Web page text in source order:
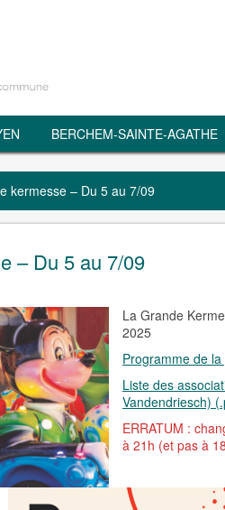
BERCHEM-SAINTE-AGATHE
kermesse – Du 5 au 7/09
– Du 5 au 7/09
La Grande
2025
Programme de
Liste des
Vandendriesch)
ERRATUM :
à 21h (et pas à